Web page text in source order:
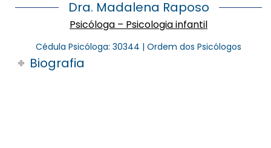
Dra. Madalena Raposo
Psicóloga – Psicologia infantil
Cédula Psicóloga: 30344 | Ordem dos Psicólogos
Biografia